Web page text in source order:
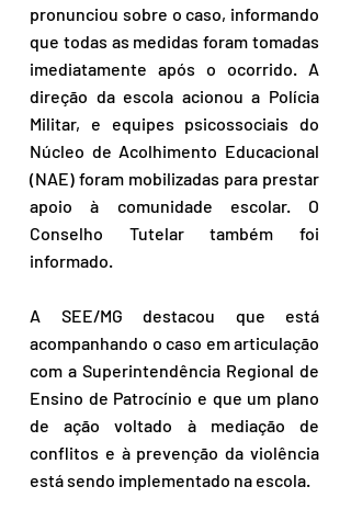
pronunciou sobre o caso, informando
que todas as medidas foram tomadas
imediatamente após o ocorrido. A
direção da escola acionou a Polícia
Militar, e equipes psicossociais do
Núcleo de Acolhimento Educacional
(NAE) foram mobilizadas para prestar
apoio à comunidade escolar. O
Conselho Tutelar também foi
informado.
A SEE/MG destacou que está
acompanhando o caso em articulação
com a Superintendência Regional de
Ensino de Patrocínio e que um plano
de ação voltado à mediação de
conflitos e à prevenção da violência
está sendo implementado na escola.